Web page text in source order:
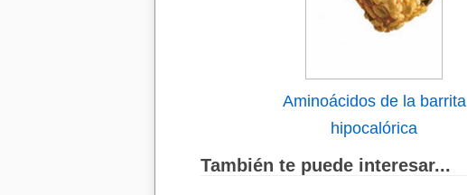
Aminoácidos de la barrita
hipocalórica
También te puede interesar...